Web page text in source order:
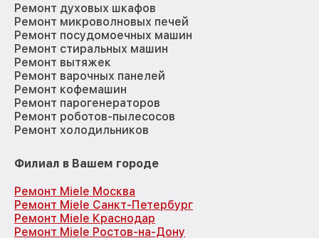
Ремонт духовых шкафов
Ремонт микроволновых печей
Ремонт посудомоечных машин
Ремонт стиральных машин
Ремонт вытяжек
Ремонт варочных панелей
Ремонт кофемашин
Ремонт парогенераторов
Ремонт роботов-пылесосов
Ремонт холодильников
Филиал в Вашем городе
Ремонт Miele Москва
Ремонт Miele Санкт-Петербург
Ремонт Miele Краснодар
Ремонт Miele Ростов-на-Дону